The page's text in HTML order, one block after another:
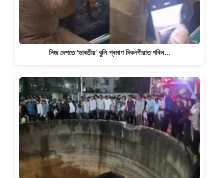
নিজ দেশতে 'ভাৰতীয়’ বুলি প্ৰমাণ দিবলগীয়াত পৰিল…